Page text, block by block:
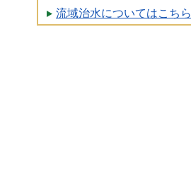
流域治水についてはこちら